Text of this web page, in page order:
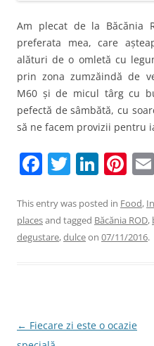
Am plecat de la Băcănia
preferata mea, care
alături de o omletă cu
prin zona zumzăindă de
M60 și de micul târg cu
pefectă de sâmbătă, cu
să ne facem provizii pentru
F
c
e
k
T
itt
er
Li
k
e
Pi
er
e
This entry was posted in Food,
placesand tagged Băcănia ROD,
degustare,dulceon 07/11/2016.
Post
← Fiecare zi este o ocazie